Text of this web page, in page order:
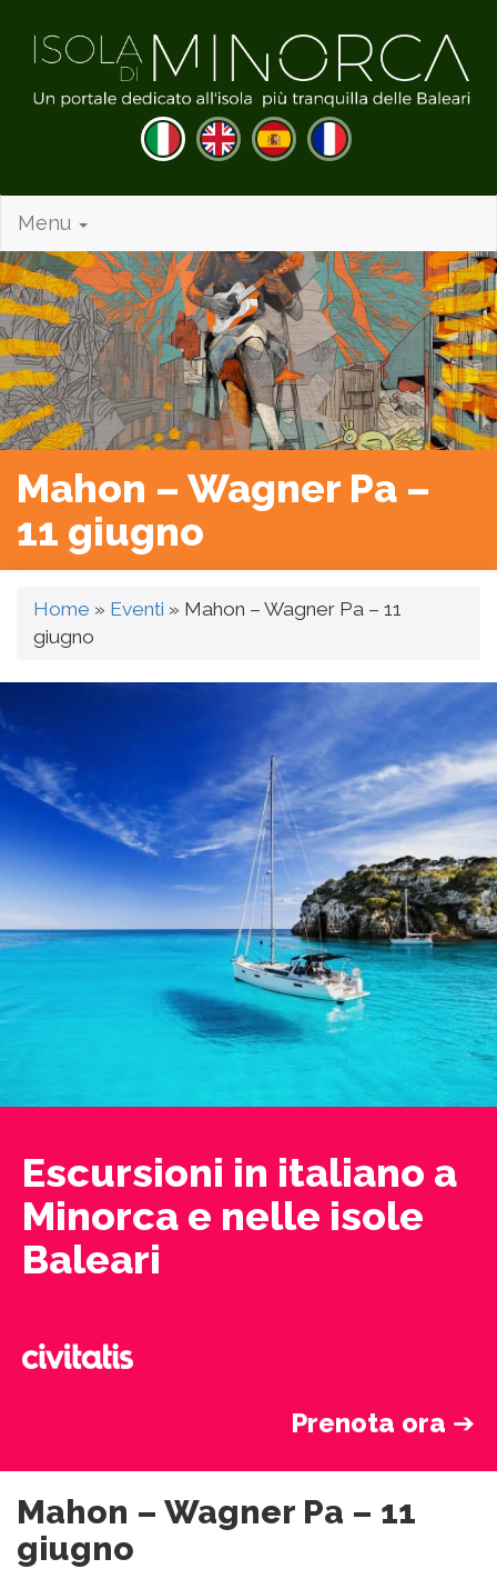
Menu
Mahon – Wagner Pa –
11 giugno
Home » Eventi » Mahon – Wagner Pa – 11
giugno
Escursioni in italiano a
Minorca e nelle isole
Baleari
Prenota ora ➔
Mahon – Wagner Pa – 11
giugno